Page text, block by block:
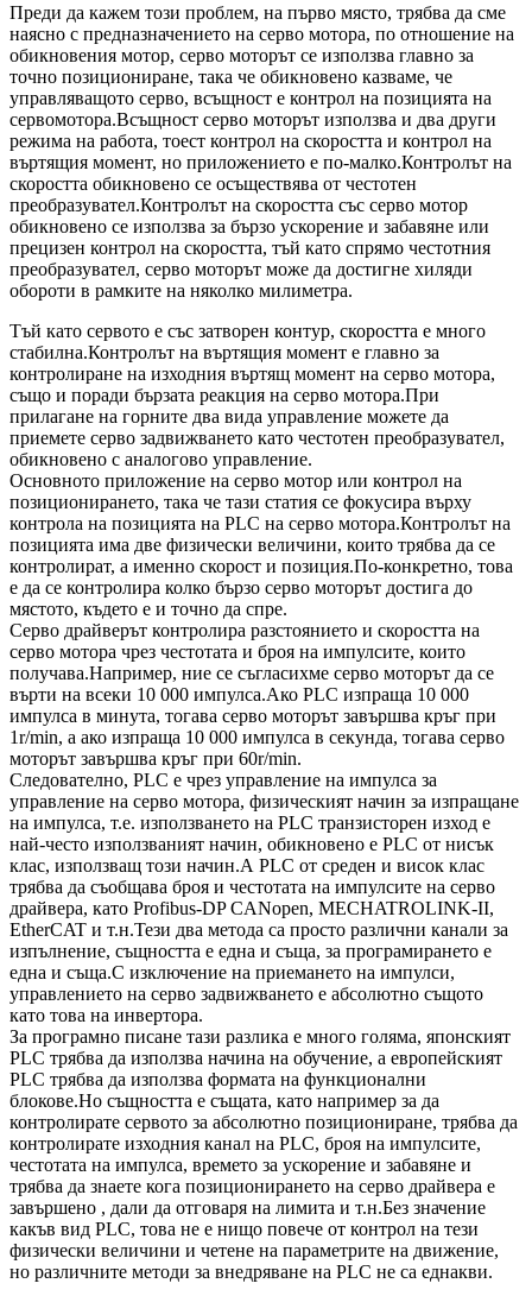
Преди да кажем този проблем, на първо място, трябва да сме
наясно с предназначението на серво мотора, по отношение на
обикновения мотор, серво моторът се използва главно за
точно позициониране, така че обикновено казваме, че
управляващото серво, всъщност е контрол на позицията на
сервомотора.Всъщност серво моторът използва и два други
режима на работа, тоест контрол на скоростта и контрол на
въртящия момент, но приложението е по-малко.Контролът на
скоростта обикновено се осъществява от честотен
преобразувател.Контролът на скоростта със серво мотор
обикновено се използва за бързо ускорение и забавяне или
прецизен контрол на скоростта, тъй като спрямо честотния
преобразувател, серво моторът може да достигне хиляди
обороти в рамките на няколко милиметра.
Тъй като сервото е със затворен контур, скоростта е много
стабилна.Контролът на въртящия момент е главно за
контролиране на изходния въртящ момент на серво мотора,
също и поради бързата реакция на серво мотора.При
прилагане на горните два вида управление можете да
приемете серво задвижването като честотен преобразувател,
обикновено с аналогово управление.
Основното приложение на серво мотор или контрол на
позиционирането, така че тази статия се фокусира върху
контрола на позицията на PLC на серво мотора.Контролът на
позицията има две физически величини, които трябва да се
контролират, а именно скорост и позиция.По-конкретно, това
е да се контролира колко бързо серво моторът достига до
мястото, където е и точно да спре.
Серво драйверът контролира разстоянието и скоростта на
серво мотора чрез честотата и броя на импулсите, които
получава.Например, ние се съгласихме серво моторът да се
върти на всеки 10 000 импулса.Ако PLC изпраща 10 000
импулса в минута, тогава серво моторът завършва кръг при
1r/min, а ако изпраща 10 000 импулса в секунда, тогава серво
моторът завършва кръг при 60r/min.
Следователно, PLC е чрез управление на импулса за
управление на серво мотора, физическият начин за изпращане
на импулса, т.е. използването на PLC транзисторен изход е
най-често използваният начин, обикновено е PLC от нисък
клас, използващ този начин.А PLC от среден и висок клас
трябва да съобщава броя и честотата на импулсите на серво
драйвера, като Profibus-DP CANopen, MECHATROLINK-II,
EtherCAT и т.н.Тези два метода са просто различни канали за
изпълнение, същността е една и съща, за програмирането е
една и съща.С изключение на приемането на импулси,
управлението на серво задвижването е абсолютно същото
като това на инвертора.
За програмно писане тази разлика е много голяма, японският
PLC трябва да използва начина на обучение, а европейският
PLC трябва да използва формата на функционални
блокове.Но същността е същата, като например за да
контролирате сервото за абсолютно позициониране, трябва да
контролирате изходния канал на PLC, броя на импулсите,
честотата на импулса, времето за ускорение и забавяне и
трябва да знаете кога позиционирането на серво драйвера е
завършено , дали да отговаря на лимита и т.н.Без значение
какъв вид PLC, това не е нищо повече от контрол на тези
физически величини и четене на параметрите на движение,
но различните методи за внедряване на PLC не са еднакви.